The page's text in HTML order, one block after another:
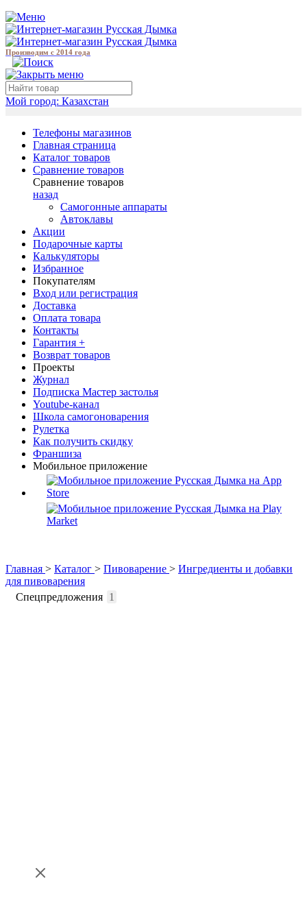
Производим с 2014 года
Мой город: Казахстан
Телефоны магазинов
Главная страница
Каталог товаров
Сравнение товаров
Сравнение товаров
назад
Самогонные аппараты
Автоклавы
Акции
Подарочные карты
Калькуляторы
Избранное
Покупателям
Вход или регистрация
Доставка
Оплата товара
Контакты
Гарантия +
Возврат товаров
Проекты
Журнал
Подписка Мастер застолья
Youtube-канал
Школа самогоноварения
Рулетка
Как получить скидку
Франшиза
Мобильное приложение
Главная > Каталог > Пивоварение > Ингредиенты и добавки
для пивоварения
Спецпредложения 1